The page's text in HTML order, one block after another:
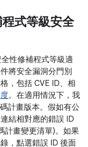
式等級安全
性修補程式等級適
將安全漏洞分門別
，包括 CVE ID、相
。在適用情況下，我
計畫版本。假如有公
結相對應的錯誤 ID
計畫變更清單)。如果
，點選錯誤 ID 後面